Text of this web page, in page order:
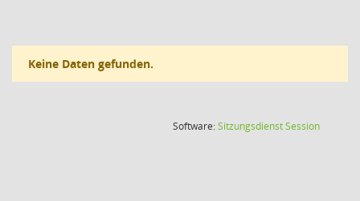
Keine Daten gefunden.
Software:SitzungsdienstSession(Wird in